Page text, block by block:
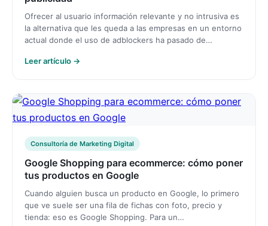
Ofrecer al usuario información relevante y no intrusiva es
la alternativa que les queda a las empresas en un entorno
actual donde el uso de adblockers ha pasado de…
Leer artículo →
Consultoría de Marketing Digital
Google Shopping para ecommerce: cómo poner
tus productos en Google
Cuando alguien busca un producto en Google, lo primero
que ve suele ser una fila de fichas con foto, precio y
tienda: eso es Google Shopping. Para un…